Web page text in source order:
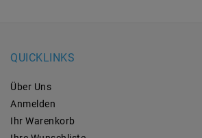
QUICKLINKS
Über Uns
Anmelden
Ihr Warenkorb